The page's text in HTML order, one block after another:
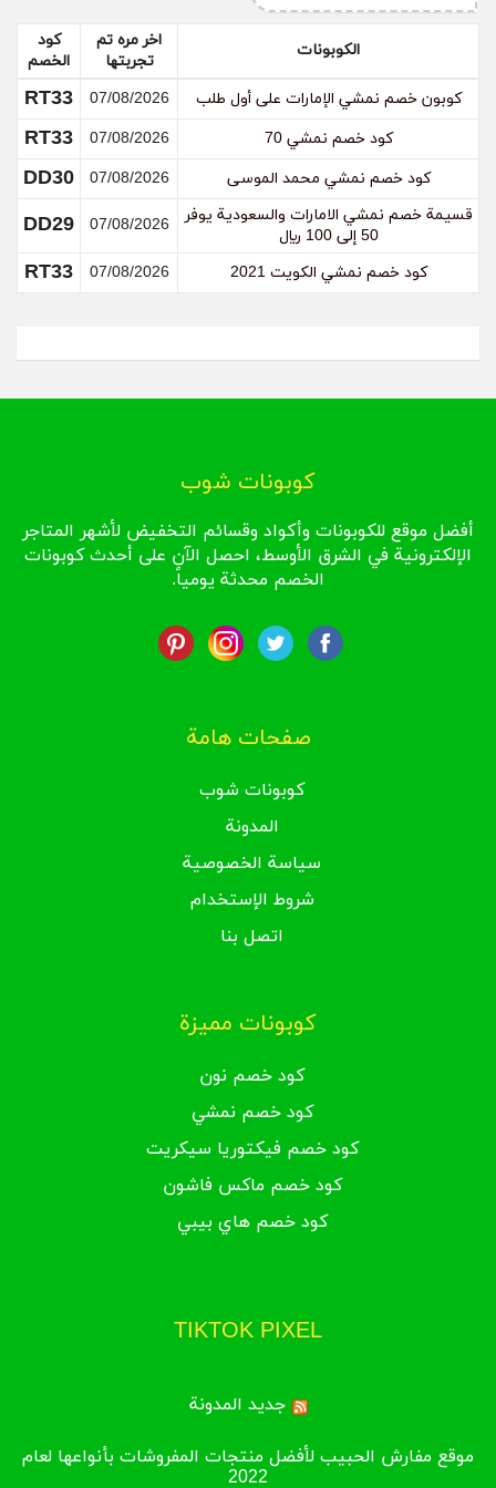
قم بالتواصل مع إدارة موقع نمشي عن طريق البريد
الإلكتروني أو من خلال الدرشة في الموقع، وقم بطلب
ويجب عليك أن تقوم بذلك في أسرع وقت.
الكوبونات
اخر مره تم
تجربتها
كود
الخصم
كوبون خصم نمشي الإمارات على أول طلب
07/08/2026
RT33
كود خصم نمشي 70 07/08/2026
RT33
كود خصم نمشي محمد الموسى 07/08/2026
DD30
قسيمة خصم نمشي الامارات والسعودية يوفر
50 إلى 100 ريال
07/08/2026
DD29
كود خصم نمشي الكويت 2021 07/08/2026
RT33
كوبونات شوب
أفضل موقع للكوبونات وأكواد وقسائم التخفيض لأشهر المتاجر
الإلكترونية في الشرق الأوسط، احصل الآن على أحدث كوبونات
الخصم محدثة يومياً.
صفحات هامة
كوبونات شوب
المدونة
سياسة الخصوصية
شروط الإستخدام
اتصل بنا
كوبونات مميزة
كود خصم نون
كود خصم نمشي
كود خصم فيكتوريا سيكريت
كود خصم ماكس فاشون
كود خصم هاي بيبي
TIKTOK PIXEL
جديد المدونة
موقع مفارش الحبيب لأفضل منتجات المفروشات بأنواعها لعام
2022